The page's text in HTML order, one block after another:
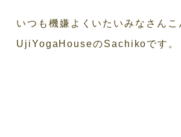
いつも機嫌よくいたいみなさんこ
UjiYogaHouseのSachikoです。